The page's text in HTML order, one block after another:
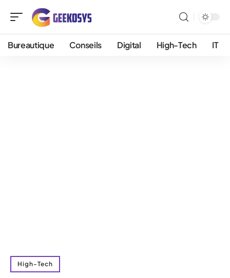
Bureautique Conseils Digital High-Tech IT
High-Tech